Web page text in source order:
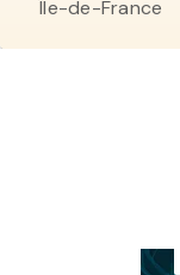
Île-de-France